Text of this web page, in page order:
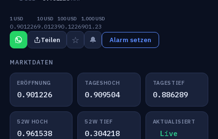
1 USD
0.901226
10 USD
9.0123
100 USD
90.1226
1,000 USD
901.23
Teilen ☆ 🔔 Alarm setzen
MARKTDATEN
ERÖFFNUNG
0.901226
TAGESHOCH
0.909504
TAGESTIEF
0.886289
52W HOCH
0.961538
52W TIEF
0.304218
AKTUALISIERT
Live